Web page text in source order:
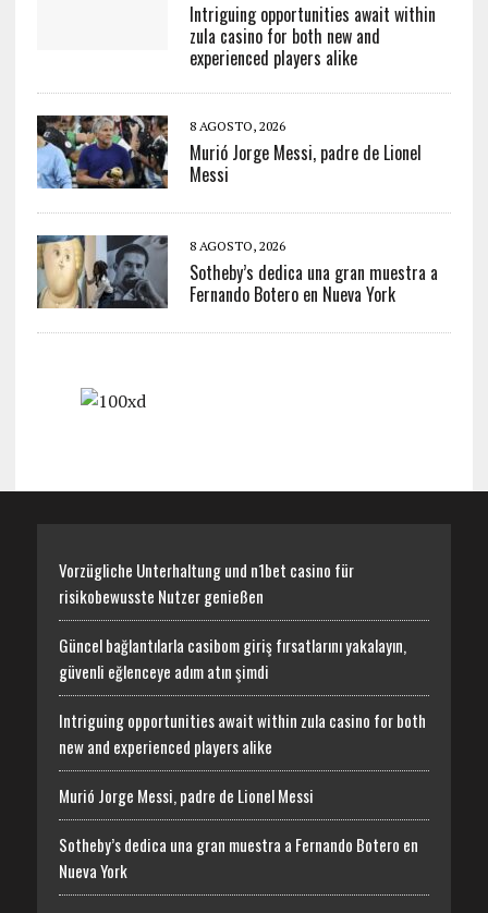
Intriguing opportunities await within
zula casino for both new and
experienced players alike
8 AGOSTO, 2026
Murió Jorge Messi, padre de Lionel
Messi
8 AGOSTO, 2026
Sotheby’s dedica una gran muestra a
Fernando Botero en Nueva York
Vorzügliche Unterhaltung und n1bet casino für
risikobewusste Nutzer genießen
Güncel bağlantılarla casibom giriş fırsatlarını yakalayın,
güvenli eğlenceye adım atın şimdi
Intriguing opportunities await within zula casino for both
new and experienced players alike
Murió Jorge Messi, padre de Lionel Messi
Sotheby’s dedica una gran muestra a Fernando Botero en
Nueva York